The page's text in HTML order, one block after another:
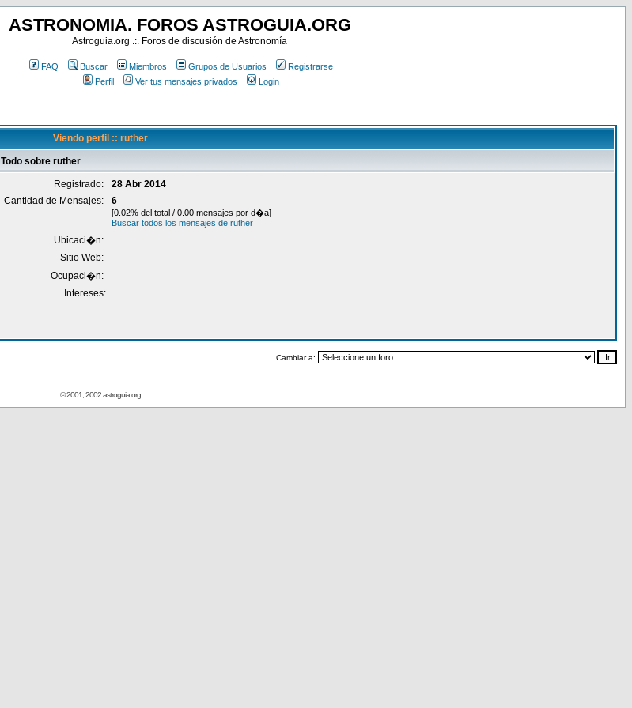
ASTRONOMIA. FOROS ASTROGUIA.ORG
Astroguia.org .:. Foros de discusión de Astronomía
FAQ Buscar Miembros Grupos de Usuarios
Registrarse
Perfil
Ver tus mensajes privados Login
Viendo perfil :: ruther
Todo sobre ruther
Registrado:
28 Abr 2014
Cantidad de Mensajes:
6
[0.02% del total / 0.00 mensajes por d�a]
Buscar todos los mensajes de ruther
Ubicaci�n:
Sitio Web:
Ocupaci�n:
Intereses:
Cambiar a:
© 2001, 2002 astroguia.org